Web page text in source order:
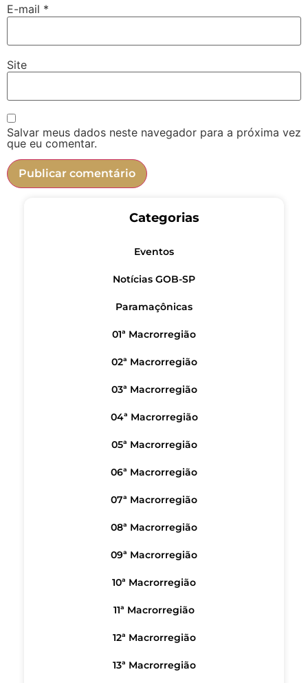
E-mail *
Site
Salvar meus dados neste navegador para a próxima vez
que eu comentar.
Categorias
Eventos
Notícias GOB-SP
Paramaçônicas
01ª Macrorregião
02ª Macrorregião
03ª Macrorregião
04ª Macrorregião
05ª Macrorregião
06ª Macrorregião
07ª Macrorregião
08ª Macrorregião
09ª Macrorregião
10ª Macrorregião
11ª Macrorregião
12ª Macrorregião
13ª Macrorregião